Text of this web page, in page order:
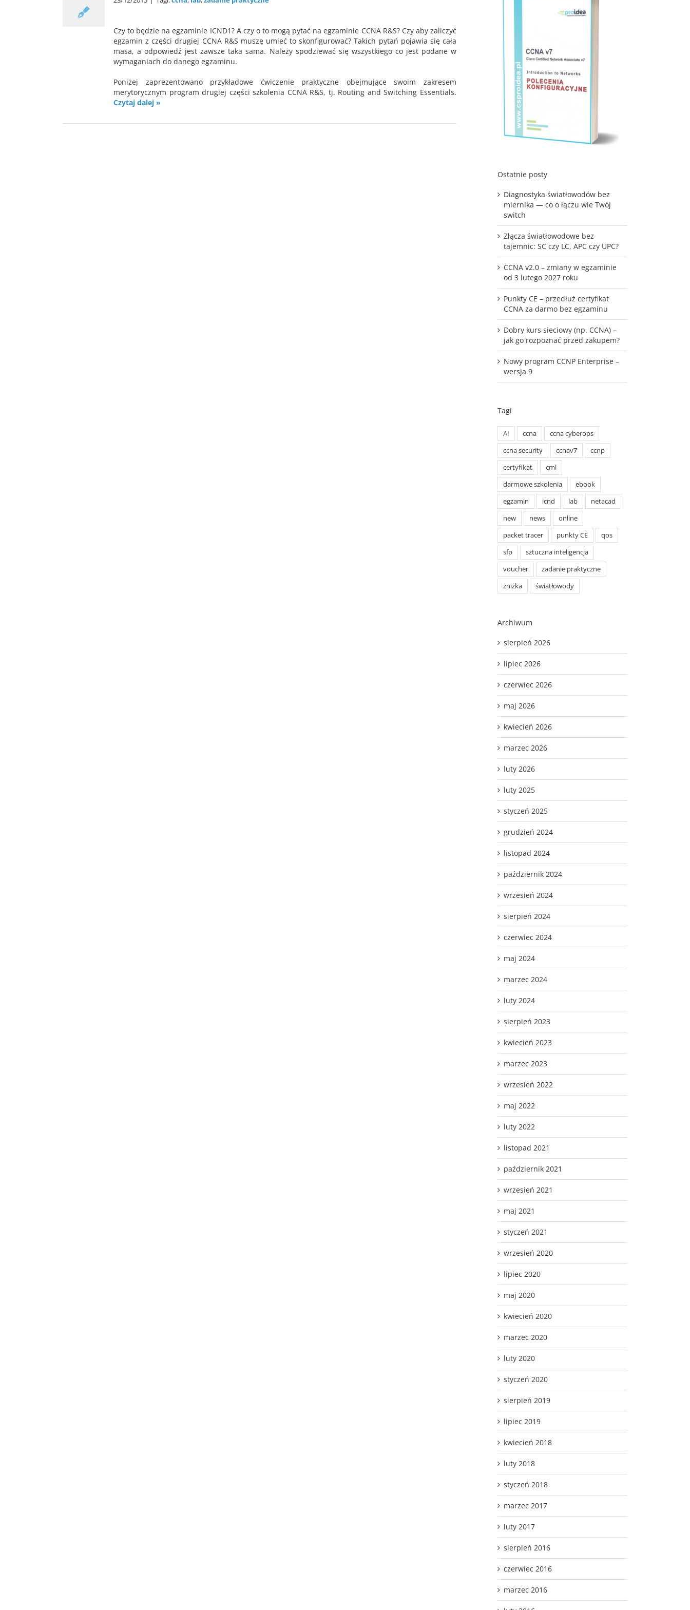
Czy to będzie na egzaminie ICND1? A czy o to mogą pytać na egzaminie CCNA R&S? Czy aby zaliczyć
egzamin z części drugiej CCNA R&S muszę umieć to skonfigurować? Takich pytań pojawia się cała
masa, a odpowiedź jest zawsze taka sama. Należy spodziewać się wszystkiego co jest podane w
wymaganiach do danego egzaminu.
Poniżej zaprezentowano przykładowe ćwiczenie praktyczne obejmujące swoim zakresem
merytorycznym program drugiej części szkolenia CCNA R&S, tj. Routing and Switching Essentials.
Czytaj dalej »
Ostatnie posty
Diagnostyka światłowodów bez
miernika — co o łączu wie Twój
switch
Złącza światłowodowe bez
tajemnic: SC czy LC, APC czy UPC?
CCNA v2.0 – zmiany w egzaminie
od 3 lutego 2027 roku
Punkty CE – przedłuż certyfikat
CCNA za darmo bez egzaminu
Dobry kurs sieciowy (np. CCNA) –
jak go rozpoznać przed zakupem?
Nowy program CCNP Enterprise –
wersja 9
Tagi
AI ccna
ccna cyberops
ccna security
ccnav7
ccnp
certyfikat
cml
darmowe szkolenia
ebook
egzamin
icnd lab
netacad
new
news
online
packet tracer
punkty CE
qos
sfp
sztuczna inteligencja
voucher
zadanie praktyczne
zniżka
światłowody
Archiwum
sierpień 2026
lipiec 2026
czerwiec 2026
maj 2026
kwiecień 2026
marzec 2026
luty 2026
luty 2025
styczeń 2025
grudzień 2024
listopad 2024
październik 2024
wrzesień 2024
sierpień 2024
czerwiec 2024
maj 2024
marzec 2024
luty 2024
sierpień 2023
kwiecień 2023
marzec 2023
wrzesień 2022
maj 2022
luty 2022
listopad 2021
październik 2021
wrzesień 2021
maj 2021
styczeń 2021
wrzesień 2020
lipiec 2020
maj 2020
kwiecień 2020
marzec 2020
luty 2020
styczeń 2020
sierpień 2019
lipiec 2019
kwiecień 2018
luty 2018
styczeń 2018
marzec 2017
luty 2017
sierpień 2016
czerwiec 2016
marzec 2016